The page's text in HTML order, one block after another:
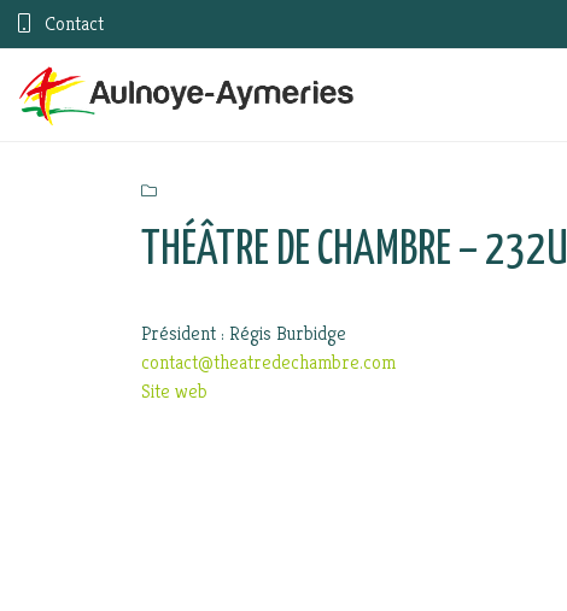
Contact
THÉÂTRE DE CHAMBRE – 232U
Président : Régis Burbidge
contact@theatredechambre.com
Site web